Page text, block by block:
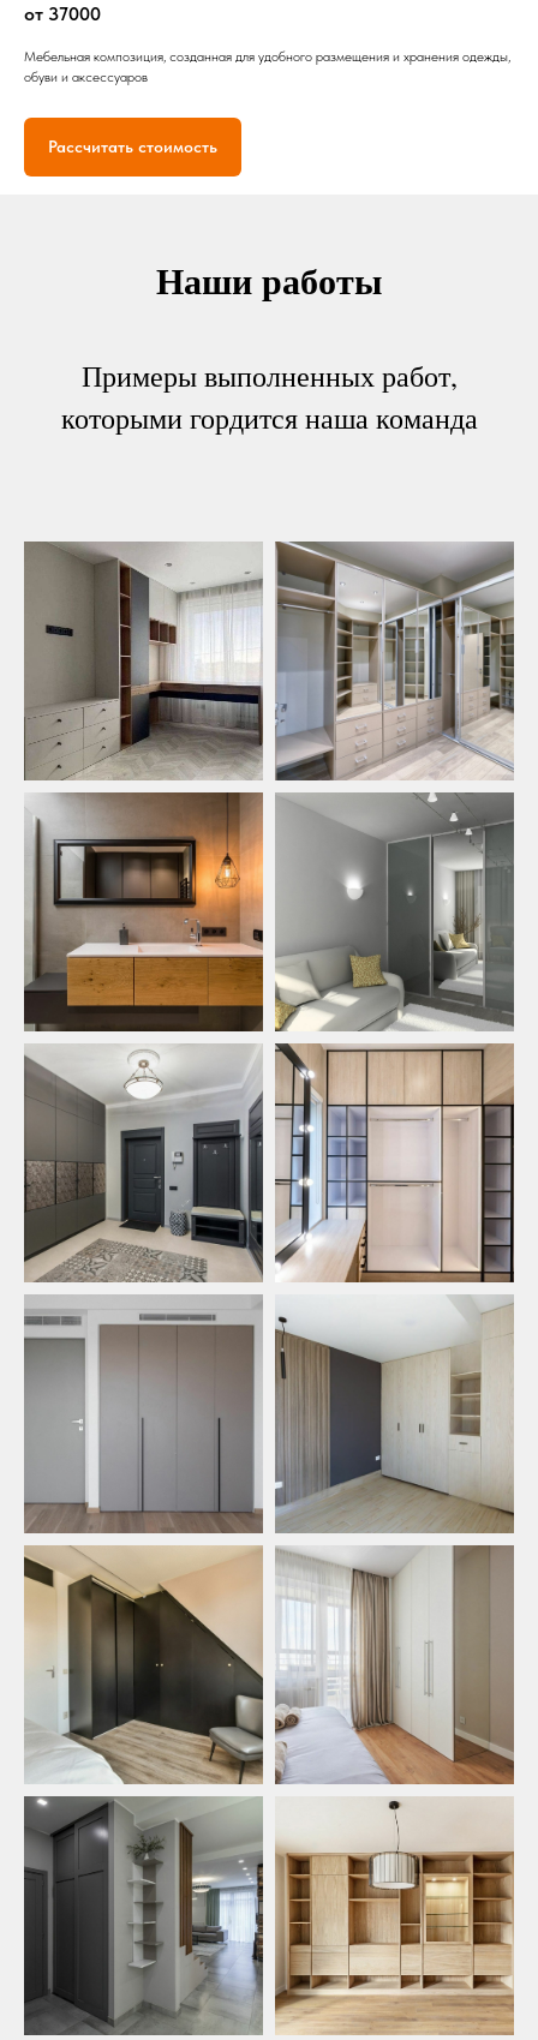
от 37000
Мебельная композиция, созданная для удобного размещения и хранения одежды,
обуви и аксессуаров
Рассчитать стоимость
Наши работы
Примеры выполненных работ,
которыми гордится наша команда